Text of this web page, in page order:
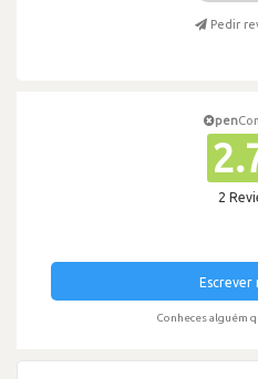
Pedir
pen
2
Escrever
Conheces alguém